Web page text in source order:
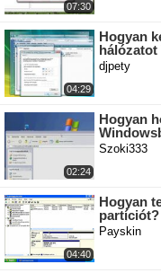
07:30
04:29
Hogyan
djpety
02:24
Hogyan
Szoki333
04:40
Hogyan
partíciót?
Payskin